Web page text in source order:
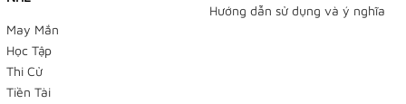
May Mắn
Học Tập
Thi Cử
Tiền Tài
Hướng dẫn sử dụng và ý nghĩa